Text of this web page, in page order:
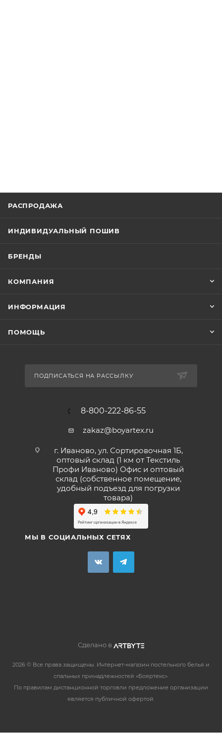
РАСПРОДАЖА
ИНДИВИДУАЛЬНЫЙ ПОШИВ
БРЕНДЫ
КОМПАНИЯ
ИНФОРМАЦИЯ
ПОМОЩЬ
ПОДПИСАТЬСЯ НА РАССЫЛКУ
8-800-222-86-55
zakaz@boyartex.ru
г. Иваново, ул. Сортировочная 1Б,
оптовый склад (1 км от Текстиль
Профи Иваново) Офис и оптовый
склад (собственное помещение,
удобный подъезд для погрузки
товара)
МЫ В СОЦИАЛЬНЫХ СЕТЯХ
Сделано в
2026 © Все права защищены. Интернет-магазин постельного белья и
спальных принадлежностей «Бояртекс».
По правилам дистанционной торговли предложение организации
является публичной офертой.